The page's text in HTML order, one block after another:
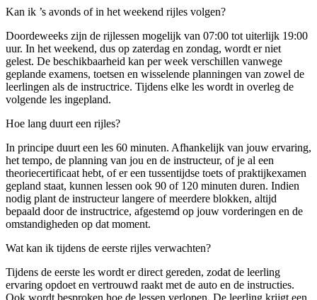
Kan ik ’s avonds of in het weekend rijles volgen?
Doordeweeks zijn de rijlessen mogelijk van 07:00 tot uiterlijk 19:00
uur. In het weekend, dus op zaterdag en zondag, wordt er niet
gelest. De beschikbaarheid kan per week verschillen vanwege
geplande examens, toetsen en wisselende planningen van zowel de
leerlingen als de instructrice. Tijdens elke les wordt in overleg de
volgende les ingepland.
Hoe lang duurt een rijles?
In principe duurt een les 60 minuten. Afhankelijk van jouw ervaring,
het tempo, de planning van jou en de instructeur, of je al een
theoriecertificaat hebt, of er een tussentijdse toets of praktijkexamen
gepland staat, kunnen lessen ook 90 of 120 minuten duren. Indien
nodig plant de instructeur langere of meerdere blokken, altijd
bepaald door de instructrice, afgestemd op jouw vorderingen en de
omstandigheden op dat moment.
Wat kan ik tijdens de eerste rijles verwachten?
Tijdens de eerste les wordt er direct gereden, zodat de leerling
ervaring opdoet en vertrouwd raakt met de auto en de instructies.
Ook wordt besproken hoe de lessen verlopen. De leerling krijgt een